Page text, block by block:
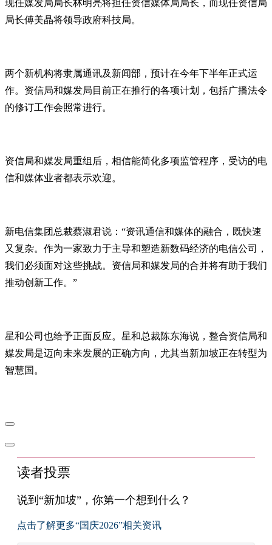
现任媒发局局长林明亮将担任资信媒体局局长，而现任资信局
局长傅美晶将领导政府科技局。
两个新机构将隶属通讯及新闻部，预计在今年下半年正式运
作。资信局和媒发局目前正在推行的各项计划，包括广播法令
的修订工作会照常进行。
资信局和媒发局重组后，相信能简化多项监管程序，受访的电
信和媒体业者都表示欢迎。
新电信集团总裁蔡淑君说：“资讯通信和媒体的融合，既快速
又复杂。作为一家致力于主导和塑造新数码经济的电信公司，
我们必须面对这些挑战。资信局和媒发局的合并将有助于我们
推动创新工作。”
星和公司也给予正面反应。星和总裁陈东海说，整合资信局和
媒发局是迈向未来发展的正确方向，尤其当新加坡正在转型为
智慧国。